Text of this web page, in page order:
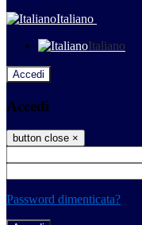
Italiano
Italiano
Accedi
Accedi
button close ×
Password dimenticata?